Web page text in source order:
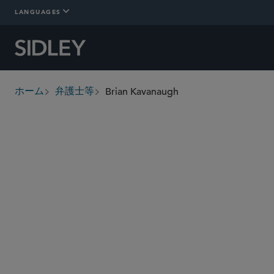
LANGUAGES
breadcrumbs
ホーム 弁護士等 Brian Kavanaugh